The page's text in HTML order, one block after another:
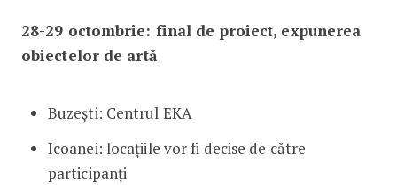
28-29 octombrie: final de proiect, expunerea
obiectelor de artă
Buzești: Centrul EKA
Icoanei: locațiile vor fi decise de către
participanți